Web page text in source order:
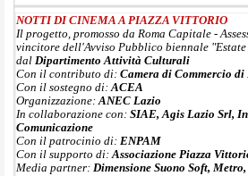
NOTTI DI CINEMA A PIAZZA VITTORIO
Il progetto, promosso da Roma Capitale -
vincitore dell'Avviso Pubblico biennale
dal Dipartimento Attività Culturali
Con il contributo di: Camera di Commercio di
Con il sostegno di:ACEA
Organizzazione:ANEC Lazio
In collaborazione con: SIAE,Agis Lazio Srl,
Comunicazione
Con il patrocinio di: ENPAM
Con il supporto di:Associazione Piazza
Media partner: Dimensione Suono Soft,